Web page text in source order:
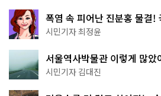
폭염 속 피어난 진분홍 물결!
무 명소
시민기자 최정윤
서울역사박물관 이렇게 많
나는 역사 산책
시민기자 김대진